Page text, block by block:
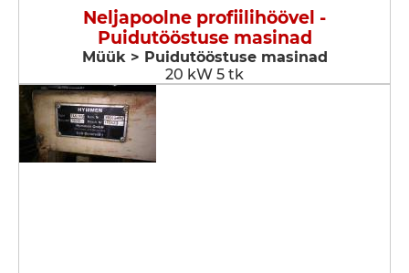
Neljapoolne profiilihöövel -
Puidutööstuse masinad
Müük > Puidutööstuse masinad
20 kW 5 tk